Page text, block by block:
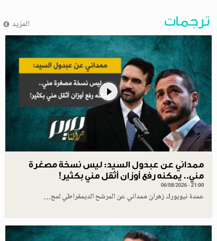
ترجمات المزيد
ممداني عن عبدول السيد: ليس نسخة مصغرة
مني.. يمكنه رفع أوزان أثقل مني بكثير!
06/08/2026 - 21:00
عمدة نيويورك زهران ممداني عن المرشح الديمقراطي لمج…